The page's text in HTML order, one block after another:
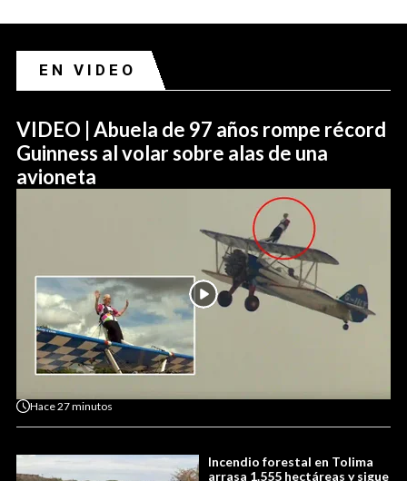
EN VIDEO
VIDEO | Abuela de 97 años rompe récord
Guinness al volar sobre alas de una
avioneta
Hace27 minutos
Incendio forestal en Tolima
arrasa 1.555 hectáreas y sigue